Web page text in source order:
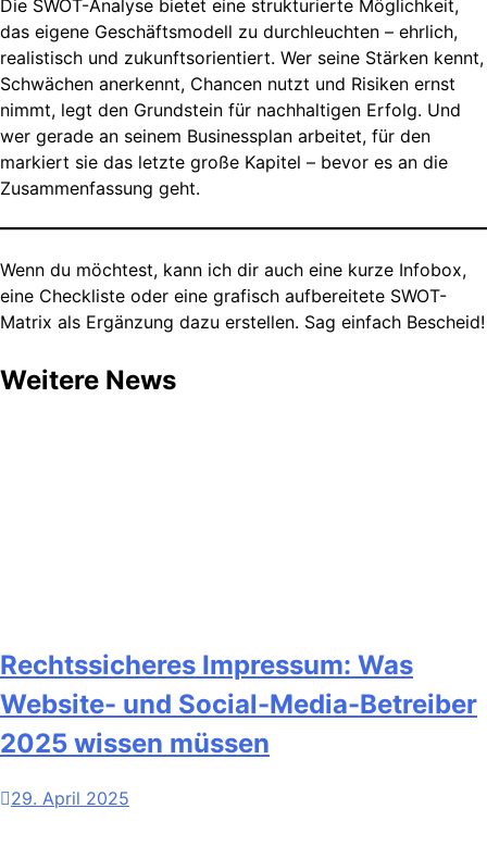
Die SWOT-Analyse bietet eine strukturierte Möglichkeit,
das eigene Geschäftsmodell zu durchleuchten – ehrlich,
realistisch und zukunftsorientiert. Wer seine Stärken kennt,
Schwächen anerkennt, Chancen nutzt und Risiken ernst
nimmt, legt den Grundstein für nachhaltigen Erfolg. Und
wer gerade an seinem Businessplan arbeitet, für den
markiert sie das letzte große Kapitel – bevor es an die
Zusammenfassung geht.
Wenn du möchtest, kann ich dir auch eine kurze Infobox,
eine Checkliste oder eine grafisch aufbereitete SWOT-
Matrix als Ergänzung dazu erstellen. Sag einfach Bescheid!
Weitere News
Rechtssicheres Impressum: Was
Website- und Social-Media-Betreiber
2025 wissen müssen
29. April 2025